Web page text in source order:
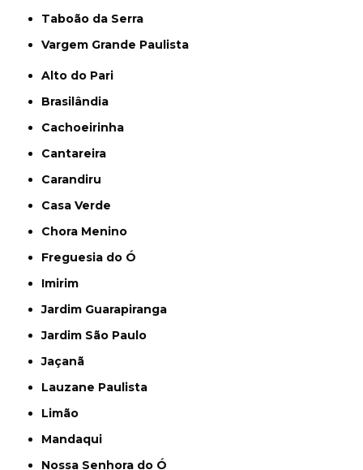
Taboão da Serra
Vargem Grande Paulista
Alto do Pari
Brasilândia
Cachoeirinha
Cantareira
Carandiru
Casa Verde
Chora Menino
Freguesia do Ó
Imirim
Jardim Guarapiranga
Jardim São Paulo
Jaçanã
Lauzane Paulista
Limão
Mandaqui
Nossa Senhora do Ó